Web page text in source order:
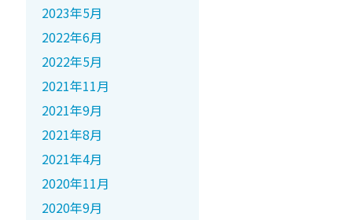
2023年5月
2022年6月
2022年5月
2021年11月
2021年9月
2021年8月
2021年4月
2020年11月
2020年9月